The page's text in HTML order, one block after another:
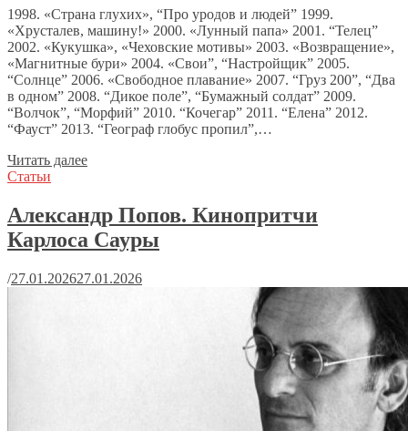
1998. «Страна глухих», “Про уродов и людей” 1999.
«Хрусталев, машину!» 2000. «Лунный папа» 2001. “Телец”
2002. «Кукушка», «Чеховские мотивы» 2003. «Возвращение»,
«Магнитные бури» 2004. «Свои”, “Настройщик” 2005.
“Солнце” 2006. «Свободное плавание» 2007. “Груз 200”, “Два
в одном” 2008. “Дикое поле”, “Бумажный солдат” 2009.
“Волчок”, “Морфий” 2010. “Кочегар” 2011. “Елена” 2012.
“Фауст” 2013. “Географ глобус пропил”,…
Читать далее
Статьи
Александр Попов. Кинопритчи
Карлоса Сауры
/27.01.202627.01.2026